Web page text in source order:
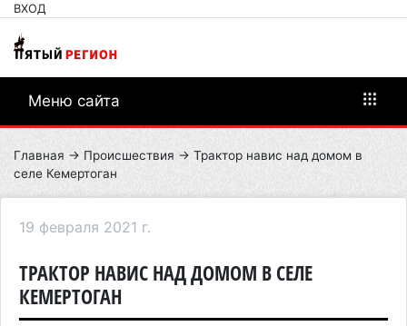
ВХОД
Меню сайта
Главная → Происшествия → Трактор навис над домом в
селе Кемертоган
19 февраля 2021 г.
ТРАКТОР НАВИС НАД ДОМОМ В СЕЛЕ
КЕМЕРТОГАН